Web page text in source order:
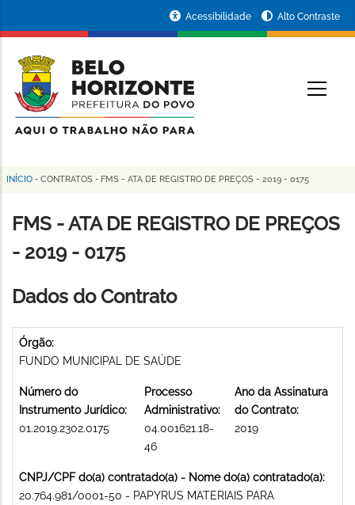
conteúdo
principal
da
Prefeitura
de
Horizonte
Acessibilidade Alto Contraste
Trilha
de
navegação
INÍCIO - CONTRATOS - FMS - ATA DE REGISTRO DE PREÇOS - 2019 - 0175
FMS - ATA DE REGISTRO DE PREÇOS
- 2019 - 0175
Dados do Contrato
Órgão:
FUNDO MUNICIPAL DE SAÚDE
Número do
Instrumento Jurídico:
01.2019.2302.0175
Processo
Administrativo:
04.001621.18-
46
Ano da Assinatura
do Contrato:
2019
CNPJ/CPF do(a) contratado(a) - Nome do(a) contratado(a):
20.764.981/0001-50 - PAPYRUS MATERIAIS PARA